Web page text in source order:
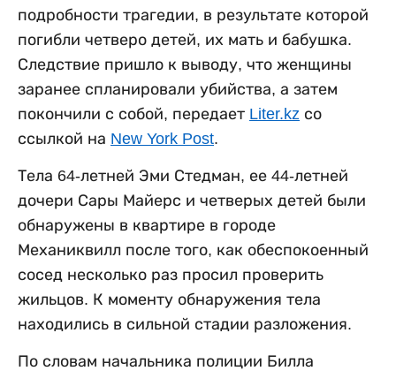
подробности трагедии, в результате которой
погибли четверо детей, их мать и бабушка.
Следствие пришло к выводу, что женщины
заранее спланировали убийства, а затем
покончили с собой, передает Liter.kz со
ссылкой на New York Post.
Тела 64-летней Эми Стедман, ее 44-летней
дочери Сары Майерс и четверых детей были
обнаружены в квартире в городе
Механиквилл после того, как обеспокоенный
сосед несколько раз просил проверить
жильцов. К моменту обнаружения тела
находились в сильной стадии разложения.
По словам начальника полиции Билла